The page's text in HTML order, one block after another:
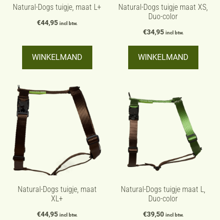
Natural-Dogs tuigje, maat L+
€44,95 incl btw.
WINKELMAND
kan
gekozen
Natural-Dogs tuigje maat XS,
Duo-color
€34,95 incl btw.
WINKELMAND
kan
Natural-Dogs tuigje, maat
XL+
€44,95 incl btw.
Dit
product
heeft
meerdere
variaties.
Deze
optie
kan
Natural-Dogs tuigje maat L,
Duo-color
€39,50 incl btw.
product
heeft
meerdere
variaties.
Deze
kan